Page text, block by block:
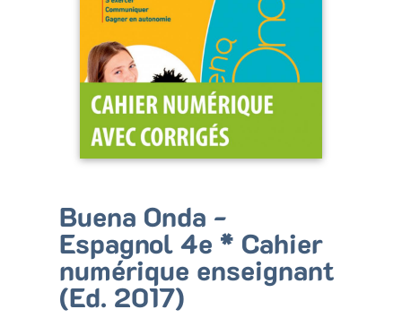
Bénéficiez de tarifs préférentiels
Téléchargez des ressources gratuites
Recevez des informations sur nos nouveautés
Buena Onda -
Espagnol 4e * Cahier
numérique enseignant
(Ed. 2017)